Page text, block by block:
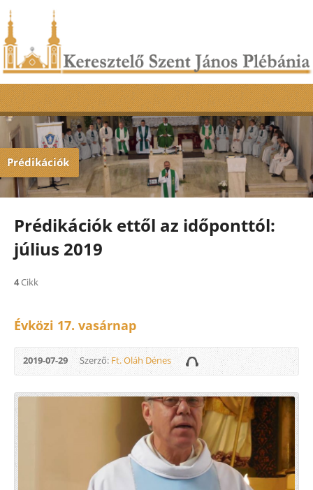
Prédikációk
Prédikációk ettől az időponttól:
július 2019
4Cikk
Évközi 17. vasárnap
2019-07-29 Szerző:Ft. Oláh Dénes